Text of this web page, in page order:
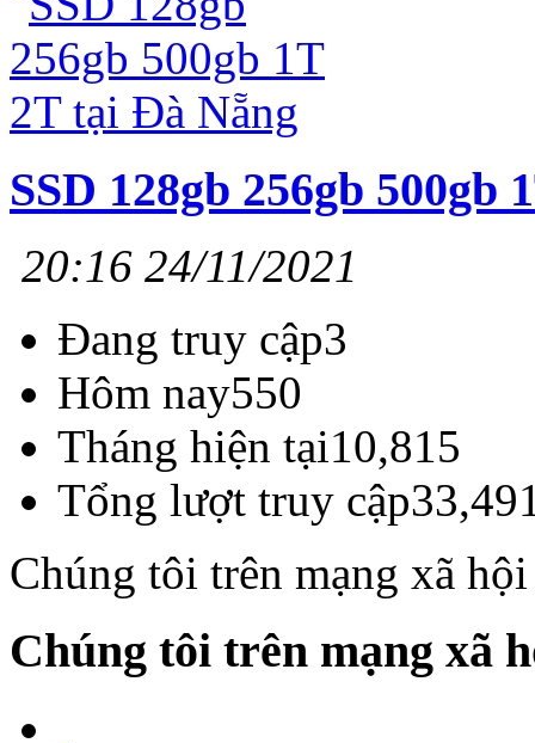
SSD 128gb 256gb 500gb
20:16 24/11/2021
Đang truy cập3
Hôm nay550
Tháng hiện tại10,815
Tổng lượt truy cập
Chúng tôi trên mạng xã hội
Chúng tôi trên mạng xã